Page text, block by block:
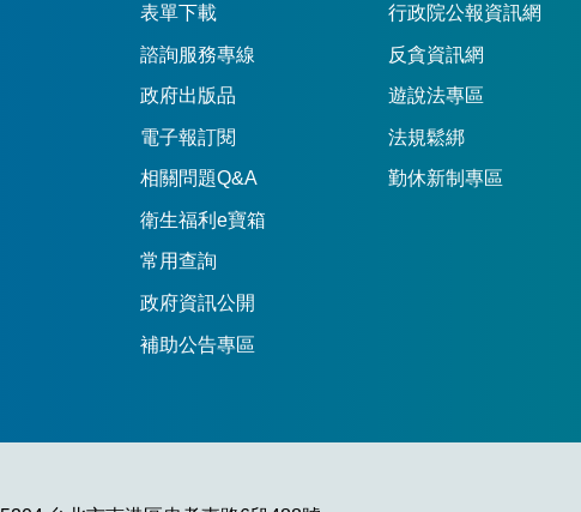
表單下載
諮詢服務專線
政府出版品
電子報訂閱
相關問題Q&A
衛生福利e寶箱
常用查詢
政府資訊公開
補助公告專區
行政院公報資訊網
反貪資訊網
遊說法專區
法規鬆綁
勤休新制專區